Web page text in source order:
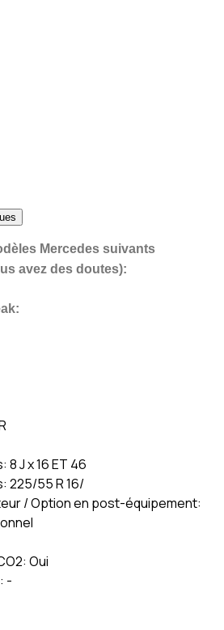
Mercedes suivants
avez des doutes):
J x 16 ET 46
225/55 R 16/
/ Option en post-équipement:
Oui
-